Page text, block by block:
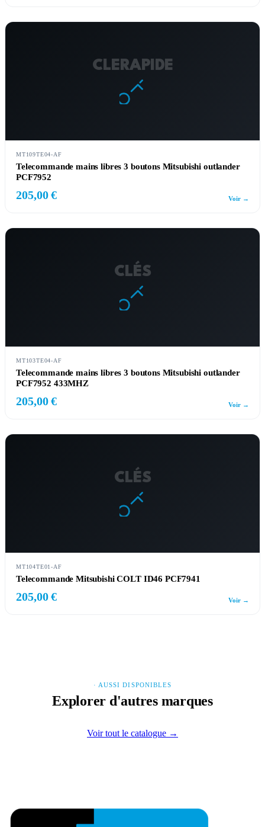
CLERAPIDE
MT109TE04-AF
Telecommande mains libres 3 boutons Mitsubishi outlander
PCF7952
205,00 € Voir →
CLÉS
MT103TE04-AF
Telecommande mains libres 3 boutons Mitsubishi outlander
PCF7952 433MHZ
205,00 € Voir →
CLÉS
MT104TE01-AF
Telecommande Mitsubishi COLT ID46 PCF7941
205,00 € Voir →
· AUSSI DISPONIBLES
Explorer d'autres marques
Voir tout le catalogue →